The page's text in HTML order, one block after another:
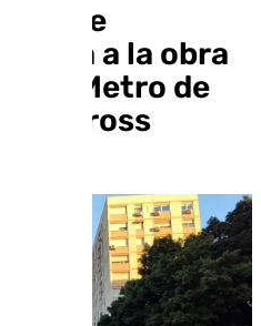
de
suma a la obra
del Metro de
Gross